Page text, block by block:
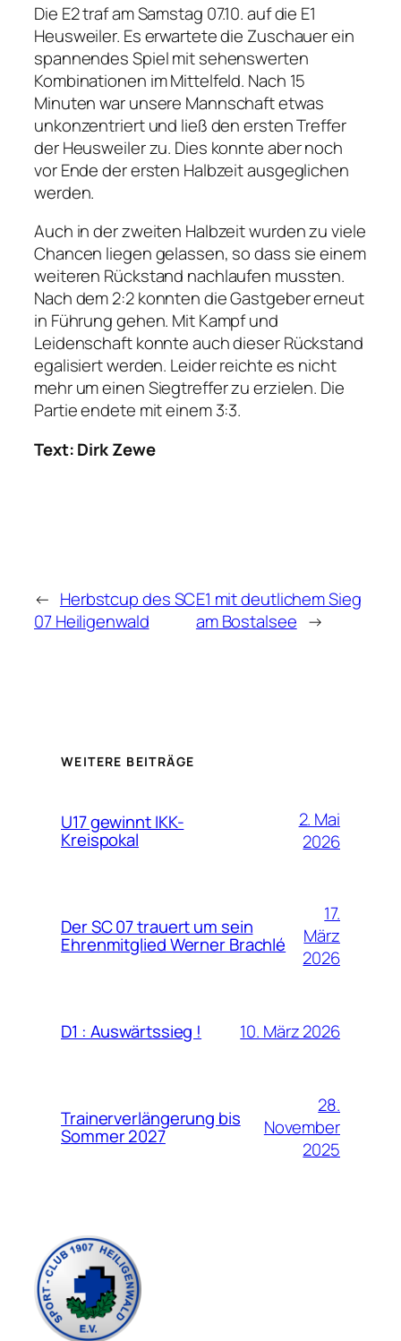
Die E2 traf am Samstag 07.10. auf die E1
Heusweiler. Es erwartete die Zuschauer ein
spannendes Spiel mit sehenswerten
Kombinationen im Mittelfeld. Nach 15
Minuten war unsere Mannschaft etwas
unkonzentriert und ließ den ersten Treffer
der Heusweiler zu. Dies konnte aber noch
vor Ende der ersten Halbzeit ausgeglichen
werden.
Auch in der zweiten Halbzeit wurden zu viele
Chancen liegen gelassen, so dass sie einem
weiteren Rückstand nachlaufen mussten.
Nach dem 2:2 konnten die Gastgeber erneut
in Führung gehen. Mit Kampf und
Leidenschaft konnte auch dieser Rückstand
egalisiert werden. Leider reichte es nicht
mehr um einen Siegtreffer zu erzielen. Die
Partie endete mit einem 3:3.
Text: Dirk Zewe
← Herbstcup des SC
07 Heiligenwald
E1 mit deutlichem Sieg
am Bostalsee →
WEITERE BEITRÄGE
U17 gewinnt IKK-
Kreispokal
2. Mai
2026
Der SC 07 trauert um sein
Ehrenmitglied Werner Brachlé
17.
März
2026
D1 : Auswärtssieg ! 10. März 2026
Trainerverlängerung bis
Sommer 2027
28.
November
2025